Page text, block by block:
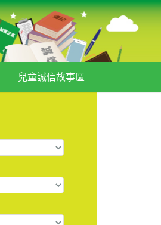
兒童誠信故事區